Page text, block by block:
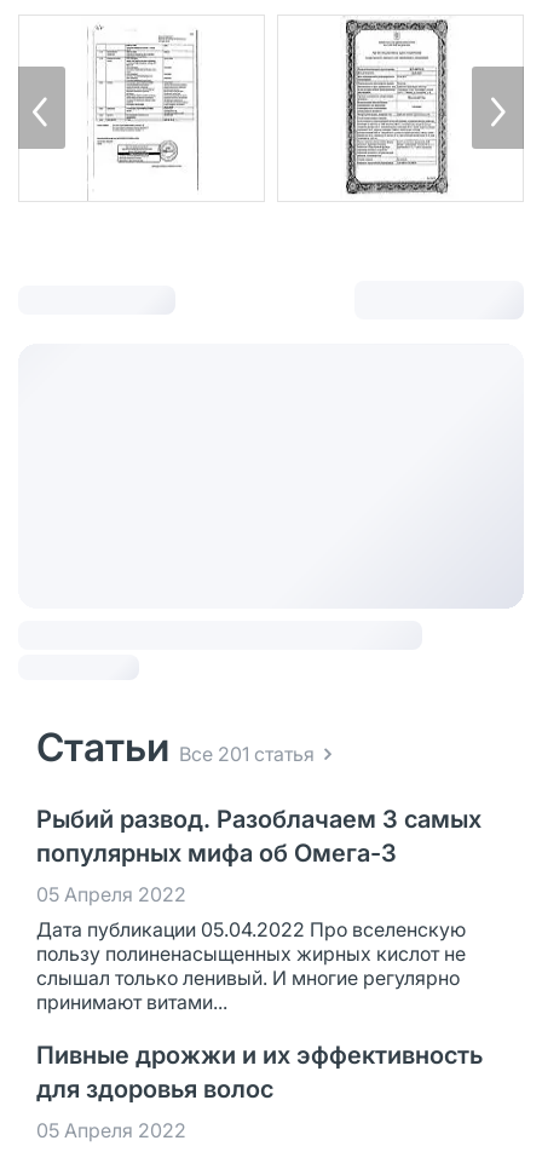
Статьи Все 201 статья
Рыбий развод. Разоблачаем 3 самых
популярных мифа об Омега-3
05 Апреля 2022
Дата публикации 05.04.2022 Про вселенскую
пользу полиненасыщенных жирных кислот не
слышал только ленивый. И многие регулярно
принимают витами...
Пивные дрожжи и их эффективность
для здоровья волос
05 Апреля 2022